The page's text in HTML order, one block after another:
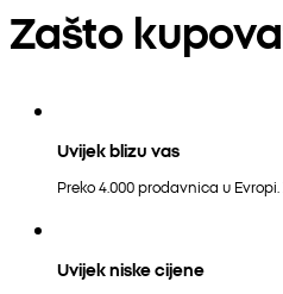
Zašto
Uvijek blizu vas
Preko 4.000 prodavnica u
Uvijek niske cijene